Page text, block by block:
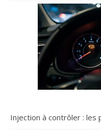
Injection à contrôler :